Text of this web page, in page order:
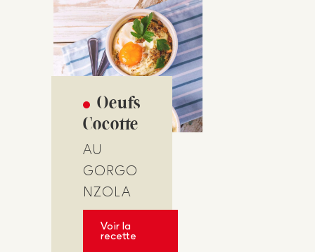
Oeufs
Cocotte
AU
GORGO
NZOLA
Voir la
recette